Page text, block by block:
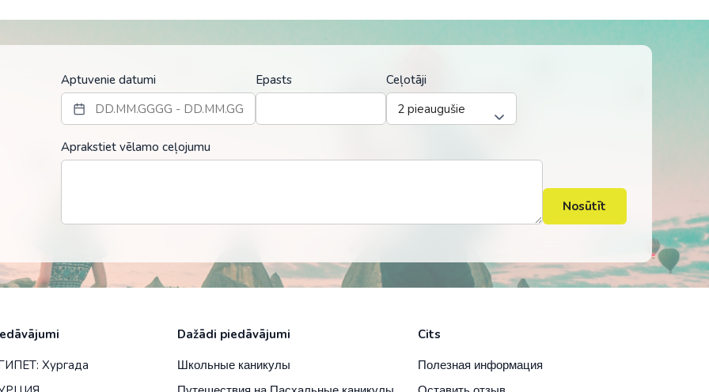
Aptuvenie datumi Epasts Ceļotāji
Aprakstiet vēlamo ceļojumu
Nosūtīt
Хургада
Dažādi piedāvājumi
Школьные каникулы
Cits
Полезная информация